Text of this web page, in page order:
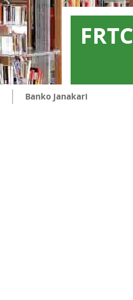
FRTC
Banko Janakari